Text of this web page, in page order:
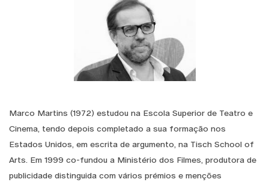
Marco Martins (1972) estudou na Escola Superior de Teatro e
Cinema, tendo depois completado a sua formação nos
Estados Unidos, em escrita de argumento, na Tisch School of
Arts. Em 1999 co-fundou a Ministério dos Filmes, produtora de
publicidade distinguida com vários prémios e menções